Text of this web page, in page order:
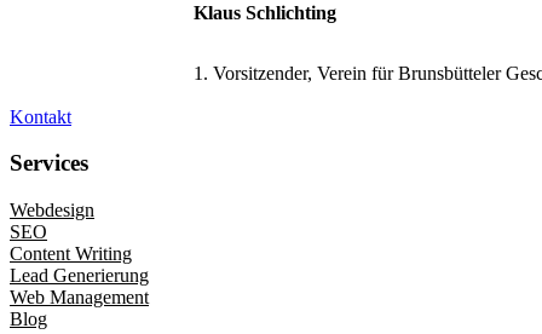
Klaus Schlichting
1. Vorsitzender, Verein für Brunsbütteler
Kontakt
Services
Webdesign
SEO
Content Writing
Lead Generierung
Web Management
Blog